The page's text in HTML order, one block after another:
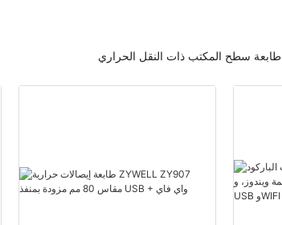
طابعة سطح المكتب ذات النقل الحراري